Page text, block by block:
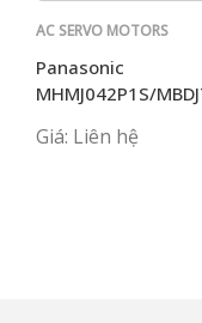
AC SERVO MOTORS
Panasonic
MHMJ042P1S/
Giá: Liên hệ